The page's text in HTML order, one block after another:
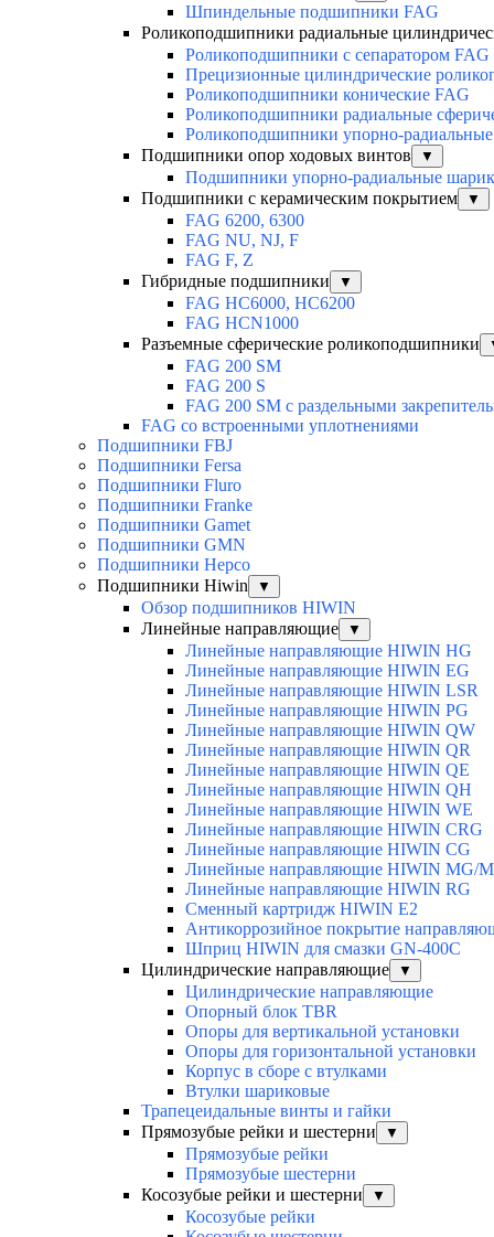
Шпиндельные подшипники FAG
Роликоподшипники радиальные
Роликоподшипники с сепаратором FAG
Прецизионные цилиндрические
Роликоподшипники конические FAG
Роликоподшипники радиальные
Роликоподшипники упорно-
Подшипники опор ходовых винтов
▼
Подшипники упорно-радиальные
Подшипники с керамическим покрытием
▼
FAG 6200, 6300
FAG NU, NJ, F
FAG F, Z
Гибридные подшипники
▼
FAG HC6000, HC6200
FAG HCN1000
Разъемные сферические роликоподшипники
FAG 200 SM
FAG 200 S
FAG 200 SM с раздельными
FAG со встроенными уплотнениями
Подшипники FBJ
Подшипники Fersa
Подшипники Fluro
Подшипники Franke
Подшипники Gamet
Подшипники GMN
Подшипники Hepco
Подшипники Hiwin
▼
Обзор подшипников HIWIN
Линейные направляющие
▼
Линейные направляющие HIWIN HG
Линейные направляющие HIWIN EG
Линейные направляющие HIWIN LSR
Линейные направляющие HIWIN PG
Линейные направляющие HIWIN QW
Линейные направляющие HIWIN QR
Линейные направляющие HIWIN QE
Линейные направляющие HIWIN QH
Линейные направляющие HIWIN WE
Линейные направляющие HIWIN CRG
Линейные направляющие HIWIN CG
Линейные направляющие HIWIN MG/
Линейные направляющие HIWIN RG
Сменный картридж HIWIN E2
Антикоррозийное покрытие
Шприц HIWIN для смазки GN-400C
Цилиндрические направляющие
▼
Цилиндрические направляющие
Опорный блок TBR
Опоры для вертикальной установки
Опоры для горизонтальной установки
Корпус в сборе с втулками
Втулки шариковые
Трапецеидальные винты и гайки
Прямозубые рейки и шестерни
▼
Прямозубые рейки
Прямозубые шестерни
Косозубые рейки и шестерни
▼
Косозубые рейки